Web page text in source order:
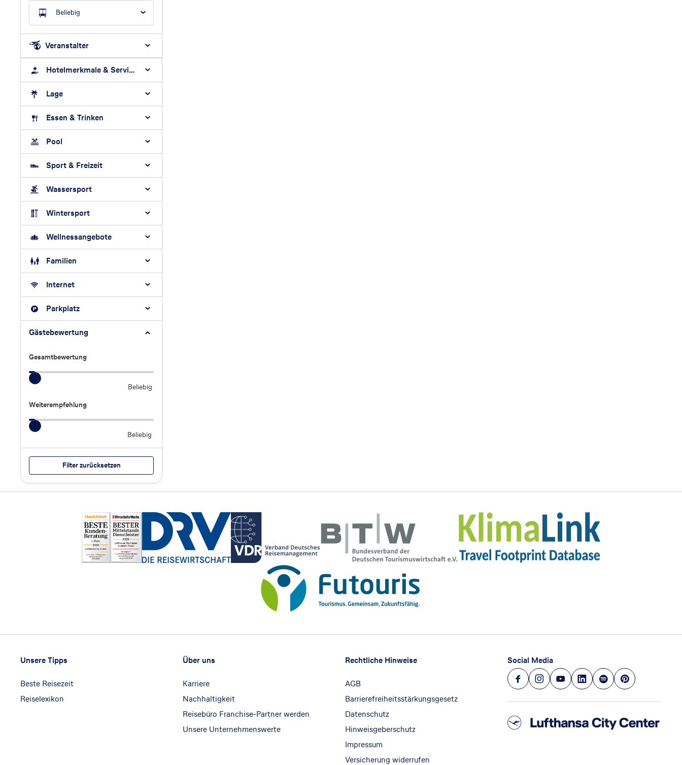
Beliebig
Veranstalter
Hotelmerkmale & Services
Lage
Essen & Trinken
Pool
Sport & Freizeit
Wassersport
Wintersport
Wellnessangebote
Familien
Internet
Parkplatz
Gästebewertung
Gesamtbewertung
Gesamtbewertung
Beliebig
Weiterempfehlung
Weiterempfehlung
Beliebig
Filter zurücksetzen
Footer navigation
Unsere Tipps
Beste Reisezeit
Reiselexikon
Über uns
Karriere
Nachhaltigkeit
Reisebüro Franchise-Partner werden
Unsere Unternehmenswerte
Rechtliche Hinweise
AGB
Barrierefreiheitsstärkungsgesetz
Datenschutz
Hinweisgeberschutz
Impressum
Versicherung widerrufen
Social Media